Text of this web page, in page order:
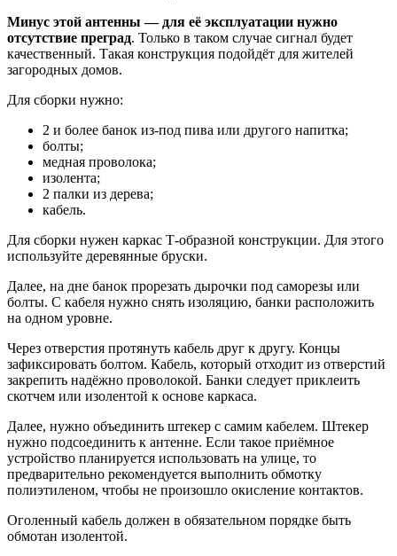
Минус этой антенны — для её эксплуатации нужно
отсутствие преград. Только в таком случае сигнал будет
качественный. Такая конструкция подойдёт для жителей
загородных домов.
Для сборки нужно:
2 и более банок из-под пива или другого напитка;
болты;
медная проволока;
изолента;
2 палки из дерева;
кабель.
Для сборки нужен каркас Т-образной конструкции. Для этого
используйте деревянные бруски.
Далее, на дне банок прорезать дырочки под саморезы или
болты. С кабеля нужно снять изоляцию, банки расположить
на одном уровне.
Через отверстия протянуть кабель друг к другу. Концы
зафиксировать болтом. Кабель, который отходит из отверстий
закрепить надёжно проволокой. Банки следует приклеить
скотчем или изолентой к основе каркаса.
Далее, нужно объединить штекер с самим кабелем. Штекер
нужно подсоединить к антенне. Если такое приёмное
устройство планируется использовать на улице, то
предварительно рекомендуется выполнить обмотку
полиэтиленом, чтобы не произошло окисление контактов.
Оголенный кабель должен в обязательном порядке быть
обмотан изолентой.